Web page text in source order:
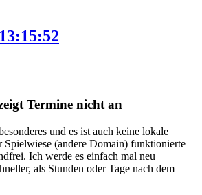
Termine nicht an
und es ist auch keine lokale
Spielwiese (andere Domain) funktionierte
Ich werde es einfach mal neu
als Stunden oder Tage nach dem